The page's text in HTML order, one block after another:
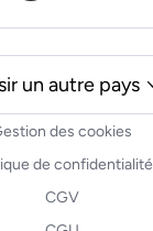
des cookies
de confidentialité
CGV
un autre pays